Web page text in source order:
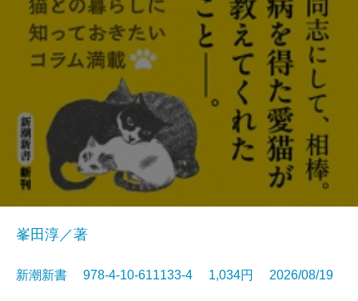
峯田淳／著
新潮新書 978-4-10-611133-4 1,034円 2026/08/19